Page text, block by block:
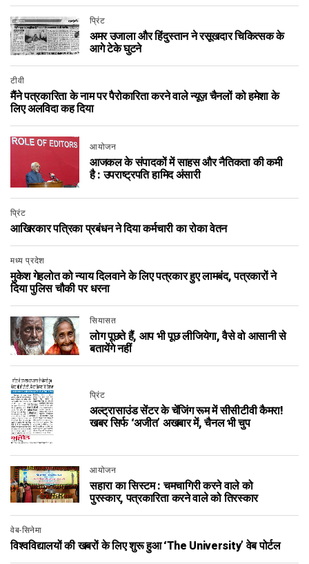
प्रिंट
अमर उजाला और हिंदुस्तान ने रसूखदार चिकित्सक के
आगे टेके घुटने
टीवी
मैंने पत्रकारिता के नाम पर पैरोकारिता करने वाले न्यूज़ चैनलों को हमेशा के
लिए अलविदा कह दिया
आयोजन
आजकल के संपादकों में साहस और नैतिकता की कमी
है : उपराष्ट्रपति हामिद अंसारी
प्रिंट
आखिरकार पत्रिका प्रबंधन ने दिया कर्मचारी का रोका वेतन
मध्य प्रदेश
मुकेश गेहलोत को न्याय दिलवाने के लिए पत्रकार हुए लामबंद, पत्रकारों ने
दिया पुलिस चौकी पर धरना
सियासत
लोग पूछते हैं, आप भी पूछ लीजियेगा, वैसे वो आसानी से
बतायेंगे नहीं
प्रिंट
अल्ट्रासाउंड सेंटर के चेंजिंग रूम में सीसीटीवी कैमरा!
खबर सिर्फ ‘अजीत’ अखबार में, चैनल भी चुप
आयोजन
सहारा का सिस्टम : चमचागिरी करने वाले को
पुरस्कार, पत्रकारिता करने वाले को तिरस्कार
वेब-सिनेमा
विश्वविद्यालयों की खबरों के लिए शुरू हुआ ‘the University’ वेब पोर्टल